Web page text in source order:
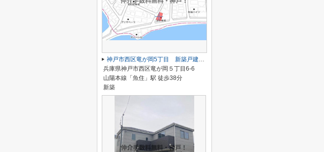
神戸市西区竜が岡5丁目 新築戸建 仲介手数料無料！
兵庫県神戸市西区竜が岡５丁目6-6
山陽本線「魚住」駅 徒歩38分
新築